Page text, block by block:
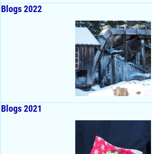
Blogs 2022
Blogs 2021